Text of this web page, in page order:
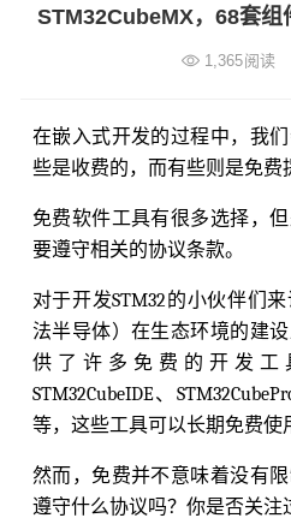
STM32CubeMX，68套组
1,365阅读
在嵌入式开发的过程中，我
些是收费的，而有些则是免费
免费软件工具有很多选择，
要遵守相关的协议条款。
对于开发STM32的小伙伴们
法半导体）在生态环境的建
供了许多免费的开发工具
STM32CubeIDE、
等，这些工具可以长期免费使
然而，免费并不意味着没有
遵守什么协议吗？你是否关注